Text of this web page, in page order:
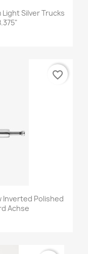
Light Silver Trucks
Inverted Polished
Achse
favorite_border